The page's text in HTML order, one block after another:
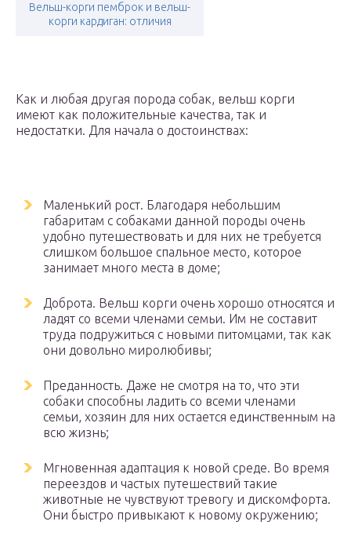
Вельш-корги пемброк и вельш-
корги кардиган: отличия
Как и любая другая порода собак, вельш корги
имеют как положительные качества, так и
недостатки. Для начала о достоинствах:
Маленький рост. Благодаря небольшим
габаритам с собаками данной породы очень
удобно путешествовать и для них не требуется
слишком большое спальное место, которое
занимает много места в доме;
Доброта. Вельш корги очень хорошо относятся и
ладят со всеми членами семьи. Им не составит
труда подружиться с новыми питомцами, так как
они довольно миролюбивы;
Преданность. Даже не смотря на то, что эти
собаки способны ладить со всеми членами
семьи, хозяин для них остается единственным на
всю жизнь;
Мгновенная адаптация к новой среде. Во время
переездов и частых путешествий такие
животные не чувствуют тревогу и дискомфорта.
Они быстро привыкают к новому окружению;